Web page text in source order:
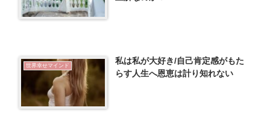
世界幸せマインド
私は私が大好き/自己肯定感がもた
らす人生へ恩恵は計り知れない